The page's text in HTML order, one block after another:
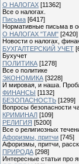
О НАЛОГАХ [11362]
Все о налогах.
Письма [6417]
Нормативные письма в
О НАЛОГАХ "ТАМ" [2420]
Новости о налогах,
БУХГАЛТЕРСКИЙ УЧЕТ
Бухучет
ПОЛИТИКА [1278]
Все о политике
ЭКОНОМИКА [3228]
И мировая, и наша.
ФИНАНСЫ [1132]
БЕЗОПАСНОСТЬ [1299]
Вопросы безопасности
КРИМИНАЛ [109]
РЕЛИГИЯ [5200]
Все о религиозных
Афоризмы, притчи [745]
Афоризмы, притчи,
ПРИРОДА [298]
Интересные статьи про